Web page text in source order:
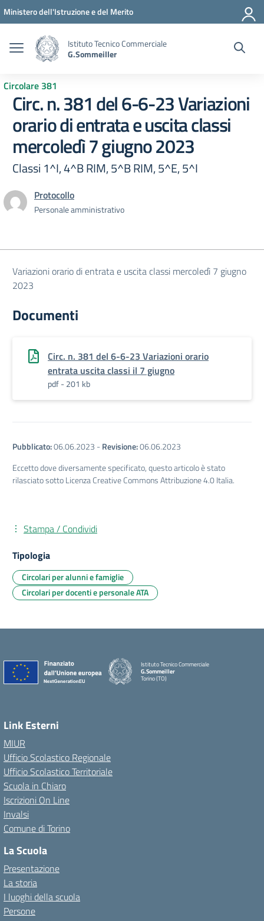
Vai ai contenuti
Vai al menu di navigazione
Vai al footer
Ministero dell'Istruzione e del Merito
Istituto Tecnico Commerciale
G.Sommeiller
Circolare 381
Circ. n. 381 del 6-6-23 Variazioni
orario di entrata e uscita classi
mercoledì 7 giugno 2023
Classi 1^I, 4^B RIM, 5^B RIM, 5^E, 5^I
Protocollo
Personale amministrativo
Variazioni orario di entrata e uscita classi mercoledì 7 giugno
2023
Documenti
Circ. n. 381 del 6-6-23 Variazioni orario
entrata uscita classi il 7 giugno
pdf - 201 kb
Pubblicato:06.06.2023 -Revisione:06.06.2023
Eccetto dove diversamente specificato, questo articolo è stato
rilasciato sotto Licenza Creative Commons Attribuzione 4.0 Italia.
Stampa / Condividi
Tipologia
Circolari per alunni e famiglie
Circolari per docenti e personale ATA
Istituto Tecnico Commerciale
G.Sommeiller
Torino (TO)
Link Esterni
MIUR
Ufficio Scolastico Regionale
Ufficio Scolastico Territoriale
Scuola in Chiaro
Iscrizioni On Line
Invalsi
Comune di Torino
La Scuola
Presentazione
La storia
I luoghi della scuola
Persone